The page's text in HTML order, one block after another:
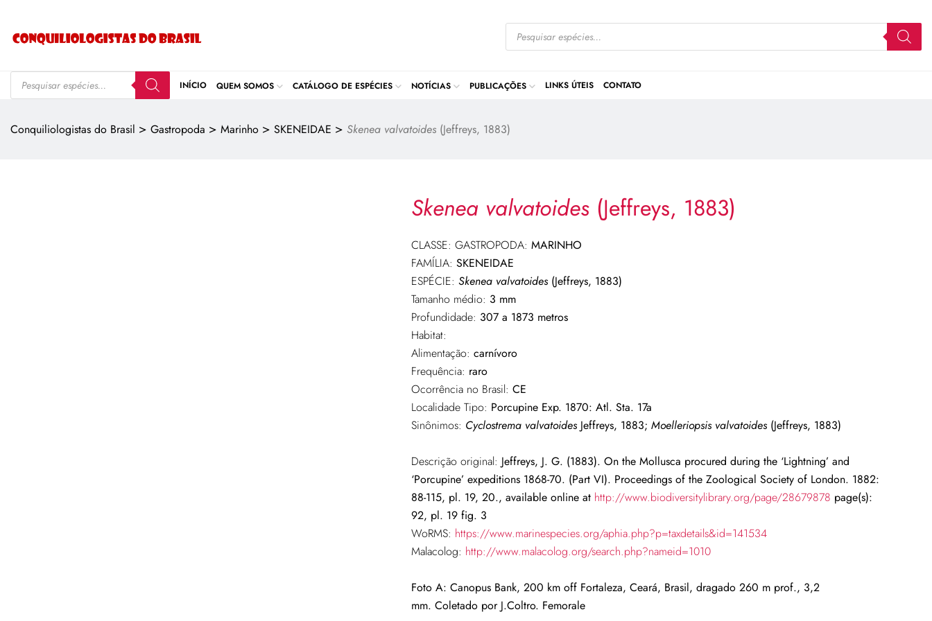
INÍCIO QUEM SOMOS CATÁLOGO DE ESPÉCIES NOTÍCIAS PUBLICAÇÕES LINKS ÚTEIS CONTATO
Conquiliologistas do Brasil > Gastropoda > Marinho > SKENEIDAE > Skenea valvatoides (Jeffreys, 1883)
Skenea valvatoides(Jeffreys, 1883)
CLASSE: GASTROPODA: MARINHO
FAMÍLIA: SKENEIDAE
ESPÉCIE: Skenea valvatoides(Jeffreys, 1883)
Tamanho médio: 3 mm
Profundidade: 307 a 1873 metros
Habitat:
Alimentação: carnívoro
Frequência: raro
Ocorrência no Brasil: CE
Localidade Tipo: Porcupine Exp. 1870: Atl. Sta. 17a
Sinônimos: Cyclostrema valvatoidesJeffreys, 1883; Moelleriopsis valvatoides(Jeffreys, 1883)
Descrição original: Jeffreys, J. G. (1883). On the Mollusca procured during the ‘Lightning’ and
‘Porcupine’ expeditions 1868-70. (Part VI). Proceedings of the Zoological Society of London. 1882:
88-115, pl. 19, 20., available online at http://www.biodiversitylibrary.org/page/28679878 page(s):
92, pl. 19 fig. 3
WoRMS: https://www.marinespecies.org/aphia.php?p=taxdetails&id=141534
Malacolog: http://www.malacolog.org/search.php?nameid=1010
Foto A: Canopus Bank, 200 km off Fortaleza, Ceará, Brasil, dragado 260 m prof., 3,2
mm. Coletado por J.Coltro. Femorale